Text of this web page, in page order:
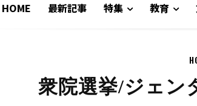
HOME 最新記事 特集 教育
衆院選挙/ジェン